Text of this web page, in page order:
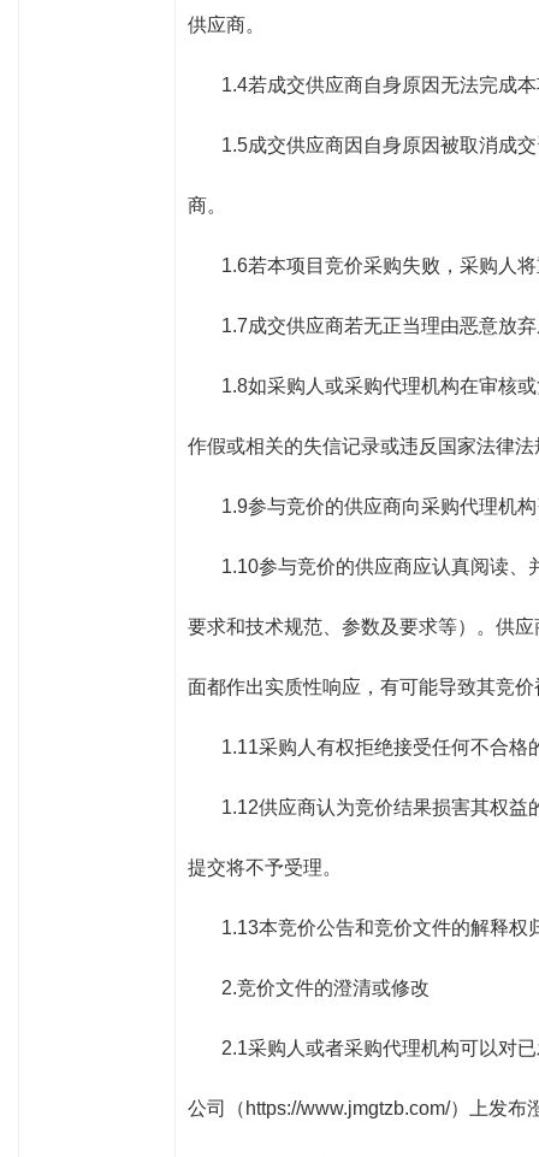
供应商。
1.4若成交供应商自身原因无法完成
1.5成交供应商因自身原因被取消成
商。
1.6若本项目竞价采购失败，采购人
1.7成交供应商若无正当理由恶意放
1.8如采购人或采购代理机构在审核
作假或相关的失信记录或违反国家法律
1.9参与竞价的供应商向采购代理机
1.10参与竞价的供应商应认真阅读
要求和技术规范、参数及要求等）。供
面都作出实质性响应，有可能导致其竞
1.11采购人有权拒绝接受任何不合
1.12供应商认为竞价结果损害其权
提交将不予受理。
1.13本竞价公告和竞价文件的解释权
2.竞价文件的澄清或修改
2.1采购人或者采购代理机构可以对
公司（ https://www.jmgtzb.com/）上发布